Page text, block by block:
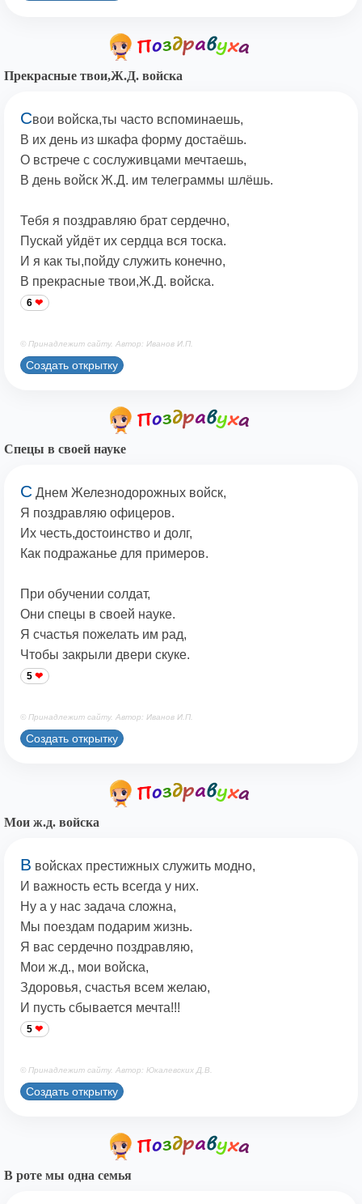
Прекрасные твои,Ж.Д. войска
Свои войска,ты часто вспоминаешь,
В их день из шкафа форму достаёшь.
О встрече с сослуживцами мечтаешь,
В день войск Ж.Д. им телеграммы шлёшь.
Тебя я поздравляю брат сердечно,
Пускай уйдёт их сердца вся тоска.
И я как ты,пойду служить конечно,
В прекрасные твои,Ж.Д. войска.
6
© Принадлежит сайту. Автор: Иванов И.П.
Создать открытку
Спецы в своей науке
С Днем Железнодорожных войск,
Я поздравляю офицеров.
Их честь,достоинство и долг,
Как подражанье для примеров.
При обучении солдат,
Они спецы в своей науке.
Я счастья пожелать им рад,
Чтобы закрыли двери скуке.
5
© Принадлежит сайту. Автор: Иванов И.П.
Создать открытку
Мои ж.д. войска
В войсках престижных служить модно,
И важность есть всегда у них.
Ну а у нас задача сложна,
Мы поездам подарим жизнь.
Я вас сердечно поздравляю,
Мои ж.д., мои войска,
Здоровья, счастья всем желаю,
И пусть сбывается мечта!!!
5
© Принадлежит сайту. Автор: Юкалевских Д.В.
Создать открытку
В роте мы одна семья